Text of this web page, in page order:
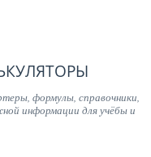
формулы, справочники,
информации для учёбы и